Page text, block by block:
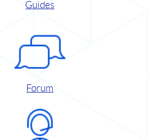
Guides
Forum